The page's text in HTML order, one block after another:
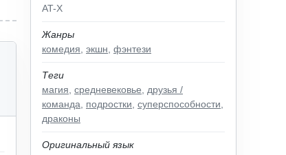
AT-X
Жанры
комедия экшн фэнтези
Теги
магия средневековье
друзья /
команда
подростки суперспособности
драконы
Оригинальный язык